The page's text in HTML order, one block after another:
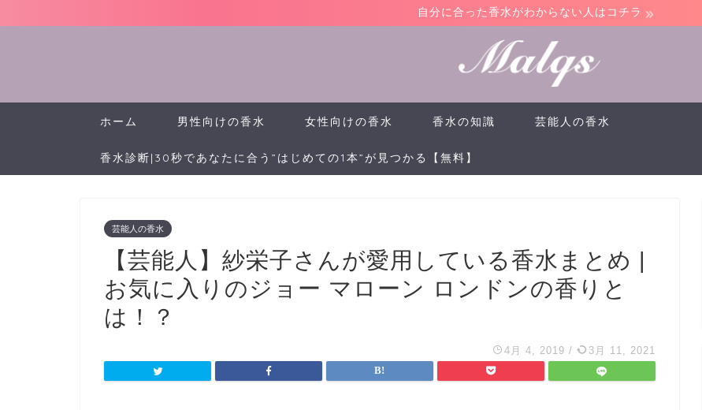
自分に合った香水がわからない人はコチラ
ホーム 男性向けの香水 女性向けの香水 香水の知識 芸能人の香水
香水診断|30秒であなたに合う”はじめての1本”が見つかる【無料】
芸能人の香水
【芸能人】紗栄子さんが愛用している香水まとめ |
お気に入りのジョー マローン ロンドンの香りと
は！？
4月 4, 2019 / 3月 11, 2021